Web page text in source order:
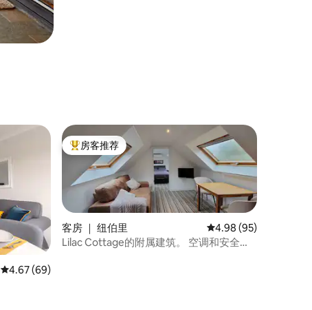
平均评分 4.67 分（满分 5 分），共 69 条评价
4.67 (69)
热门「房客推荐」
房客推荐
客房 ｜ 纽伯里 平均评分 4.98 分（满
4.98 (95)
Lilac Cottage的附属建筑。 空调和安全停